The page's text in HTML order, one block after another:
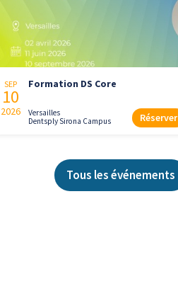
SEP
10
2026
Formation DS Core
Versailles
Dentsply Sirona Campus
Réserver
Tous les événements